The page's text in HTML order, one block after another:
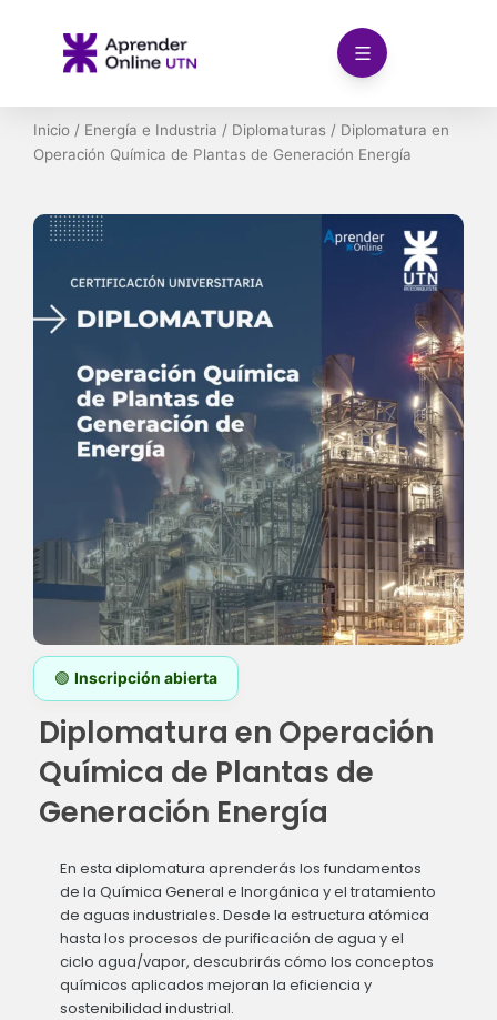
contenido
Inicio / Energía e Industria / Diplomaturas / Diplomatura en
Operación Química de Plantas de Generación Energía
🟢Inscripción abierta
Diplomatura en Operación
Química de Plantas de
Generación Energía
En esta diplomatura aprenderás los fundamentos
de la Química General e Inorgánica y el tratamiento
de aguas industriales. Desde la estructura atómica
hasta los procesos de purificación de agua y el
ciclo agua/vapor, descubrirás cómo los conceptos
químicos aplicados mejoran la eficiencia y
sostenibilidad industrial.